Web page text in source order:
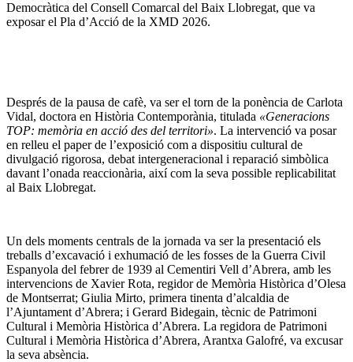
Democràtica del Consell Comarcal del Baix Llobregat, que va
exposar el Pla d’Acció de la XMD 2026.
Després de la pausa de cafè, va ser el torn de la ponència de Carlota
Vidal, doctora en Història Contemporània, titulada «Generacions
TOP: memòria en acció des del territori». La intervenció va posar
en relleu el paper de l’exposició com a dispositiu cultural de
divulgació rigorosa, debat intergeneracional i reparació simbòlica
davant l’onada reaccionària, així com la seva possible replicabilitat
al Baix Llobregat.
Un dels moments centrals de la jornada va ser la presentació els
treballs d’excavació i exhumació de les fosses de la Guerra Civil
Espanyola del febrer de 1939 al Cementiri Vell d’Abrera, amb les
intervencions de Xavier Rota, regidor de Memòria Històrica d’Olesa
de Montserrat; Giulia Mirto, primera tinenta d’alcaldia de
l’Ajuntament d’Abrera; i Gerard Bidegain, tècnic de Patrimoni
Cultural i Memòria Històrica d’Abrera. La regidora de Patrimoni
Cultural i Memòria Històrica d’Abrera, Arantxa Galofré, va excusar
la seva absència.